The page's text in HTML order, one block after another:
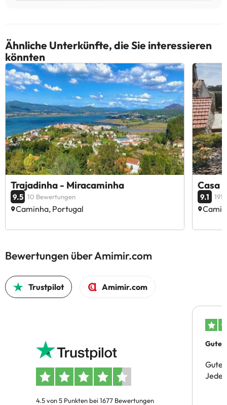
Ähnliche Unterkünfte, die Sie interessieren
könnten
Trajadinha - Miracaminha
9.5 10 Bewertungen
Caminha, Portugal
Casa
9.1 191
Bewertungen über Amimir.com
Trustpilot Amimir.com
4.5 von 5 Punkten bei 1677 Bewertungen
Gutes
Gute